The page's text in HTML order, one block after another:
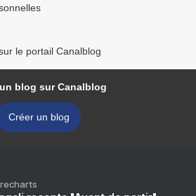
le portail Canalblog
blog sur Canalblog
Créer un blog